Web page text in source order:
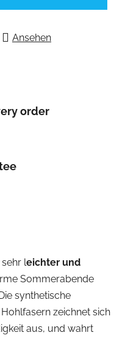
Ansehen
order
leichter und
Sommerabende
synthetische
zeichnet sich
aus, und wahrt